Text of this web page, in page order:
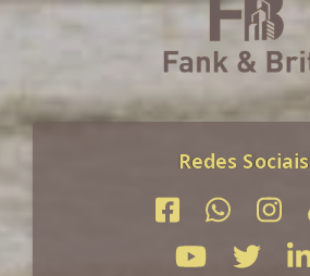
Redes Sociais